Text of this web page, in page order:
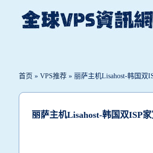
首页 » VPS推荐 » 丽萨主机Lisahost-韩国双
丽萨主机Lisahost-韩国双ISP